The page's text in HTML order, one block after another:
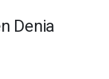
Denia